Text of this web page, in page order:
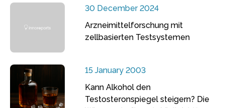
30 December 2024
Arzneimittelforschung mit
zellbasierten Testsystemen
15 January 2003
Kann Alkohol den
Testosteronspiegel steigern? Die